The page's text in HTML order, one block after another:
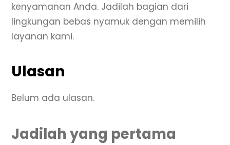
kenyamanan Anda. Jadilah bagian dari
lingkungan bebas nyamuk dengan memilih
layanan kami.
Ulasan
Belum ada ulasan.
Jadilah yang pertama